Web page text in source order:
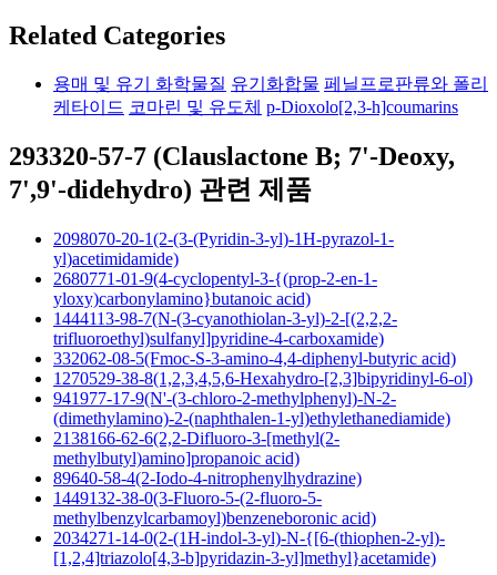
Related Categories
용매 및 유기 화학물질 유기화합물 페닐프로판류와 폴리
케타이드 코마린 및 유도체 p-Dioxolo[2,3-h]coumarins
293320-57-7 (Clauslactone B; 7'-Deoxy,
7',9'-didehydro) 관련 제품
2098070-20-1(2-(3-(Pyridin-3-yl)-1H-pyrazol-1-
yl)acetimidamide)
2680771-01-9(4-cyclopentyl-3-{(prop-2-en-1-
yloxy)carbonylamino}butanoic acid)
1444113-98-7(N-(3-cyanothiolan-3-yl)-2-[(2,2,2-
trifluoroethyl)sulfanyl]pyridine-4-carboxamide)
332062-08-5(Fmoc-S-3-amino-4,4-diphenyl-butyric acid)
1270529-38-8(1,2,3,4,5,6-Hexahydro-[2,3]bipyridinyl-6-ol)
941977-17-9(N'-(3-chloro-2-methylphenyl)-N-2-
(dimethylamino)-2-(naphthalen-1-yl)ethylethanediamide)
2138166-62-6(2,2-Difluoro-3-[methyl(2-
methylbutyl)amino]propanoic acid)
89640-58-4(2-Iodo-4-nitrophenylhydrazine)
1449132-38-0(3-Fluoro-5-(2-fluoro-5-
methylbenzylcarbamoyl)benzeneboronic acid)
2034271-14-0(2-(1H-indol-3-yl)-N-{[6-(thiophen-2-yl)-
[1,2,4]triazolo[4,3-b]pyridazin-3-yl]methyl}acetamide)